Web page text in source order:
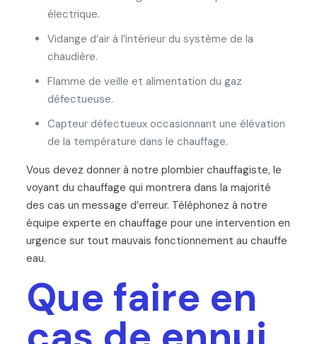
électrique.
Vidange d’air à l’intérieur du système de la
chaudière.
Flamme de veille et alimentation du gaz
défectueuse.
Capteur défectueux occasionnant une élévation
de la température dans le chauffage.
Vous devez donner à notre plombier chauffagiste, le
voyant du chauffage qui montrera dans la majorité
des cas un message d’erreur. Téléphonez à notre
équipe experte en chauffage pour une intervention en
urgence sur tout mauvais fonctionnement au chauffe
eau.
Que faire en